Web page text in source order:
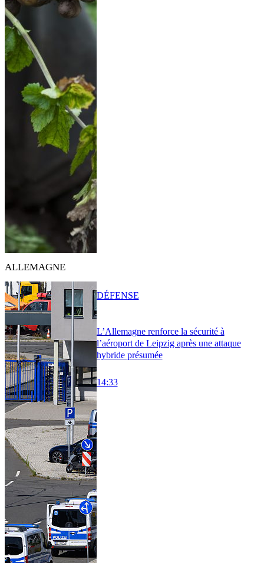
ALLEMAGNE
L’Allemagne renforce la sécurité à
l’aéroport de Leipzig après une attaque
hybride présumée
14:33
DÉFENSE